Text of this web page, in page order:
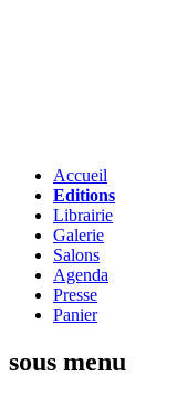
Accueil
Editions
Librairie
Galerie
Salons
Agenda
Presse
Panier
sous menu